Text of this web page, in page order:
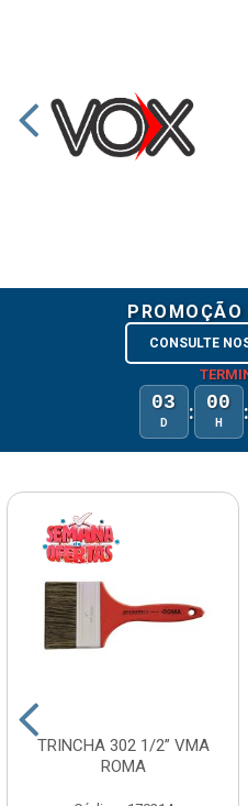
CONSULTE
03
D : 00
H :
TRINCHA 302 1/2” VMA
ROMA